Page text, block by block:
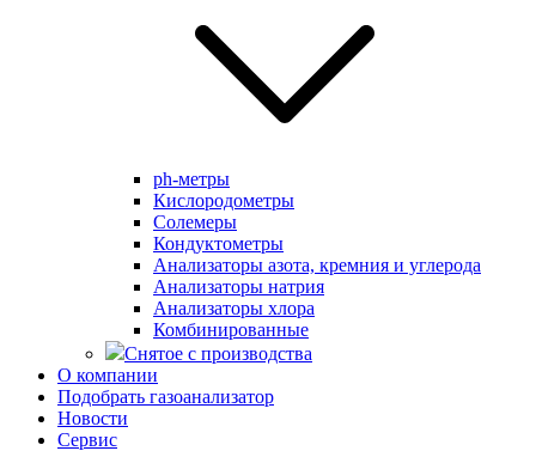
ph-метры
Кислородометры
Солемеры
Кондуктометры
Анализаторы азота, кремния и углерода
Анализаторы натрия
Анализаторы хлора
Комбинированные
Снятое с производства
О компании
Подобрать газоанализатор
Новости
Сервис